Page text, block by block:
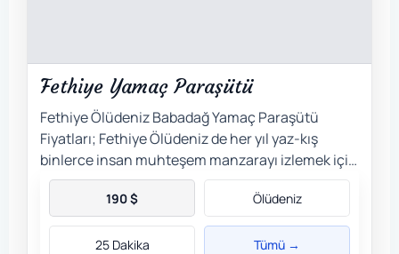
Fethiye Yamaç Paraşütü
Fethiye Ölüdeniz Babadağ Yamaç Paraşütü
Fiyatları; Fethiye Ölüdeniz de her yıl yaz-kış
binlerce insan muhteşem manzarayı izlemek için
profesyonel pilot eşliğinde yamaç paraşütü
deneyimi yaşamakta. Sizde rezervasyon
yaptırdıktan sonra BUTTERFLY…
190$ Ölüdeniz
25 Dakika Tümü →